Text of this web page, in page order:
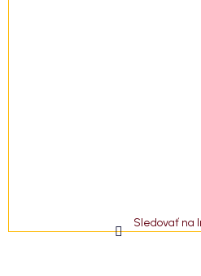
Sledovať na